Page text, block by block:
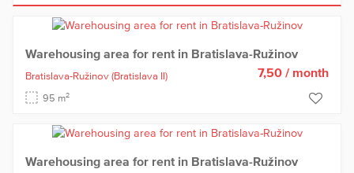
Warehousing area for rent in Bratislava-Ružinov
Bratislava-Ružinov (Bratislava II)
95 m2
7,50 / month
Warehousing area for rent in Bratislava-Ružinov